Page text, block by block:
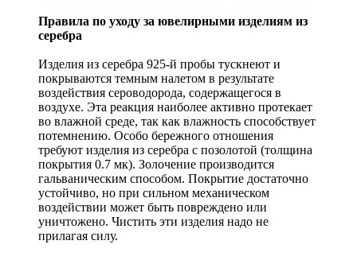
Правила по уходу за ювелирными изделиям из
серебра
Изделия из серебра 925-й пробы тускнеют и
покрываются темным налетом в результате
воздействия сероводорода, содержащегося в
воздухе. Эта реакция наиболее активно протекает
во влажной среде, так как влажность способствует
потемнению. Особо бережного отношения
требуют изделия из серебра с позолотой (толщина
покрытия 0.7 мк). Золочение производится
гальваническим способом. Покрытие достаточно
устойчиво, но при сильном механическом
воздействии может быть повреждено или
уничтожено. Чистить эти изделия надо не
прилагая силу.